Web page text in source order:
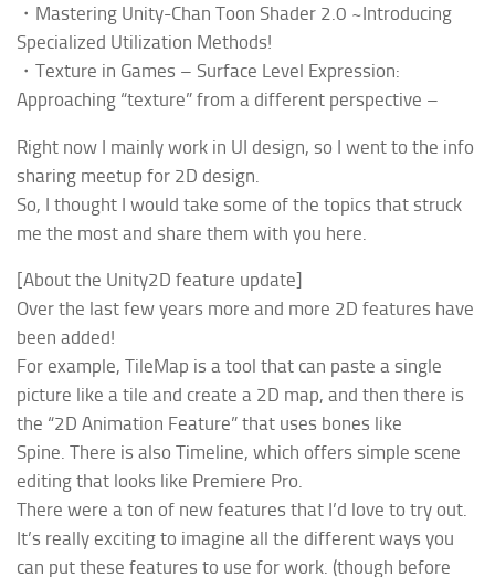
・Mastering Unity-Chan Toon Shader 2.0 ~Introducing
Specialized Utilization Methods!
・Texture in Games – Surface Level Expression:
Approaching “texture” from a different perspective –
Right now I mainly work in UI design, so I went to the info
sharing meetup for 2D design.
So, I thought I would take some of the topics that struck
me the most and share them with you here.
[About the Unity2D feature update]
Over the last few years more and more 2D features have
been added!
For example, TileMap is a tool that can paste a single
picture like a tile and create a 2D map, and then there is
the “2D Animation Feature” that uses bones like
Spine. There is also Timeline, which offers simple scene
editing that looks like Premiere Pro.
There were a ton of new features that I’d love to try out.
It’s really exciting to imagine all the different ways you
can put these features to use for work. (though before